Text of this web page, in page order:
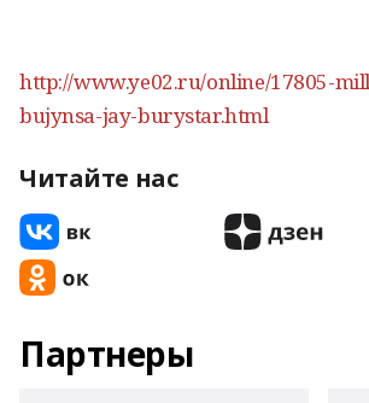
http://www.ye02.ru/online/17805-
bujynsa-jay-burystar.html
Читайте нас
Партнеры